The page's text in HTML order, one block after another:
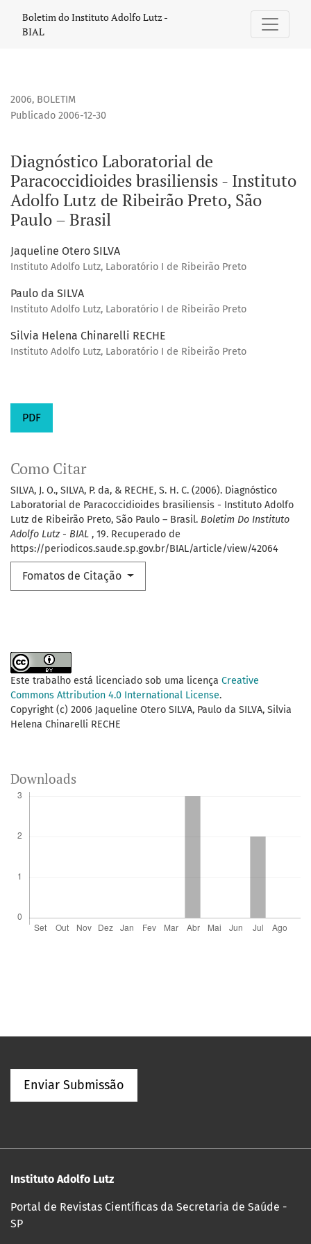
Diagnóstico Laboratorial de Paracoccidioides brasiliensis
Boletim do Instituto Adolfo Lutz -
BIAL
2006, BOLETIM
Diagnóstico Laboratorial de
Paracoccidioides brasiliensis - Instituto
Adolfo Lutz de Ribeirão Preto, São
Paulo – Brasil
Publicado 2006-12-30
Jaqueline Otero SILVA
Instituto Adolfo Lutz, Laboratório I de Ribeirão Preto
Paulo da SILVA
Instituto Adolfo Lutz, Laboratório I de Ribeirão Preto
Silvia Helena Chinarelli RECHE
Instituto Adolfo Lutz, Laboratório I de Ribeirão Preto
PDF
Como Citar
SILVA, J. O., SILVA, P. da, & RECHE, S. H. C. (2006). Diagnóstico
Laboratorial de Paracoccidioides brasiliensis - Instituto Adolfo
Lutz de Ribeirão Preto, São Paulo – Brasil. Boletim Do Instituto
Adolfo Lutz - BIAL , 19. Recuperado de
https://periodicos.saude.sp.gov.br/BIAL/article/view/42064
Fomatos de Citação
Este trabalho está licenciado sob uma licença Creative
Commons Attribution 4.0 International License.
Copyright (c) 2006 Jaqueline Otero SILVA, Paulo da SILVA, Silvia
Helena Chinarelli RECHE
Downloads
Enviar Submissão
Instituto Adolfo Lutz
Portal de Revistas Científicas da Secretaria de Saúde -
SP